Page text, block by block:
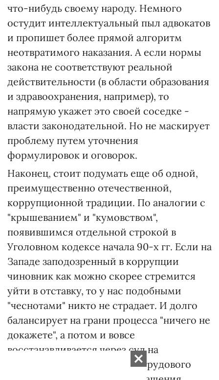
что-нибудь своему народу. Немного
остудит интеллектуальный пыл адвокатов
и пропишет более прямой алгоритм
неотвратимого наказания. А если нормы
закона не соответствуют реальной
действительности (в области образования
и здравоохранения, например), то
напрямую укажет это своей соседке -
власти законодательной. Но не маскирует
проблему путем уточнения
формулировок и оговорок.
Наконец, стоит подумать еще об одной,
преимущественно отечественной,
коррупционной традиции. По аналогии с
"крышеванием" и "кумовством",
появившимся отдельной строкой в
Уголовном кодексе начала 90-х гг. Если на
Западе заподозренный в коррупции
чиновник как можно скорее стремится
уйти в отставку, то у нас подобными
"чеснотами" никто не страдает. И долго
балансирует на грани процесса "ничего не
докажете", а потом и вовсе
восстанавливается через суд на
основании дружественного трудового